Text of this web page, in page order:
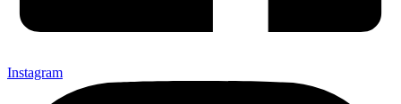
Instagram